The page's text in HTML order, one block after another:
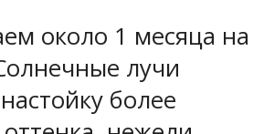
около 1 месяца на
лучи
более